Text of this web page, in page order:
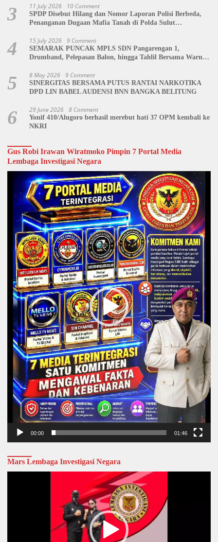
3 11 July 2026 10 Comment
SPDP Disebut Hilang dan Nomor Laporan Polisi Berbeda,
Penanganan Dugaan Mafia Tanah di Polda Sulut
4 15 July 2026 9 Comment
SEMARAK PUNCAK MPLS SDN Pangarengan 1,
Drumband, Pelepasan Balon, hingga Tahlil Bersama Warnai
5 8 May 2026 9 Comment
SINERGITAS BERSAMA PUTUS RANTAI NARKOTIKA
DPD LIN BABEL AUDENSI BNN BANGKA BELITUNG
6 29 June 2026 8 Comment
Yonif 410/Alugoro berhasil merebut hati 37 OPM kembali ke
NKRI
Gus Robi Irawan Wiratmoko Pimpin 7 Portal Media
Lembaga Investigasi Negara
Video
Player
00:00 01:46
Mars Lembaga Investigasi Negara